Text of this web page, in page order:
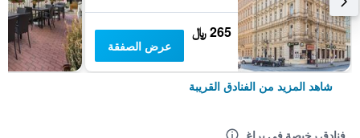
265 ﷼
عرض الصفقة
شاهد المزيد من الفنادق القريبة
فنادق رخيصة في براغ